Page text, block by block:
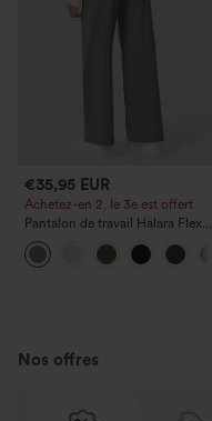
€35,95 EUR
Achetez-en 2, le 3e est offert
Pantalon de travail Halara Flex™
DayStretch à taille haute, avec
poches et coupe droite
Nos offres